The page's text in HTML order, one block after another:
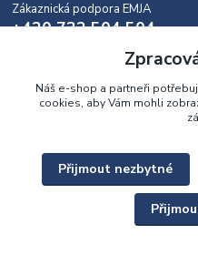
Zákaznická podpora EMJA
+420 732 504 504
(během naší aktuální otevírací
info@emja.cz
Upravit
Náš e-shop a partneři
cookies, aby Vám mohli
Přijmout nezbytné